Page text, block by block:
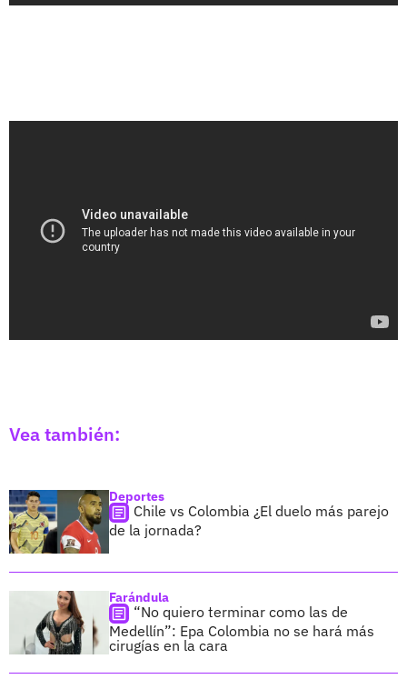
Vea también:
Deportes
Chile vs Colombia ¿El duelo más parejo
de la jornada?
Farándula
“No quiero terminar como las de
Medellín”: Epa Colombia no se hará más
cirugías en la cara